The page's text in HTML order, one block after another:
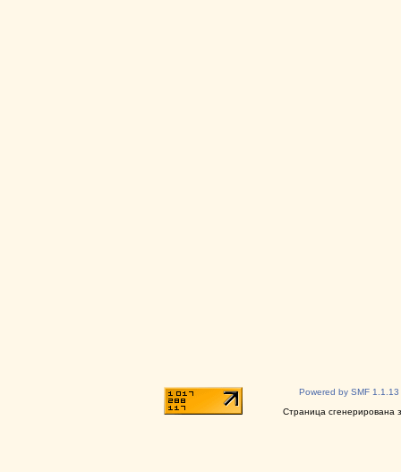
Powered by SMF 1.1.13
Страница сгенерирована